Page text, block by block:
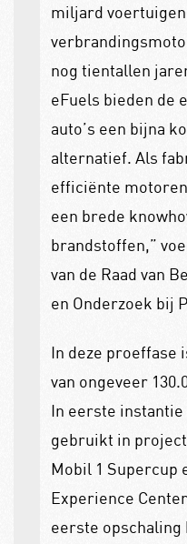
miljard
nog tientallen
eFuels bieden de
auto’s een bijna
alternatief. Als
efficiënte
een brede
brandstoffen,”
van de Raad van
en Onderzoek bij
In deze proeffase
van ongeveer
In eerste
gebruikt in
Mobil 1 Supercup
Experience
eerste